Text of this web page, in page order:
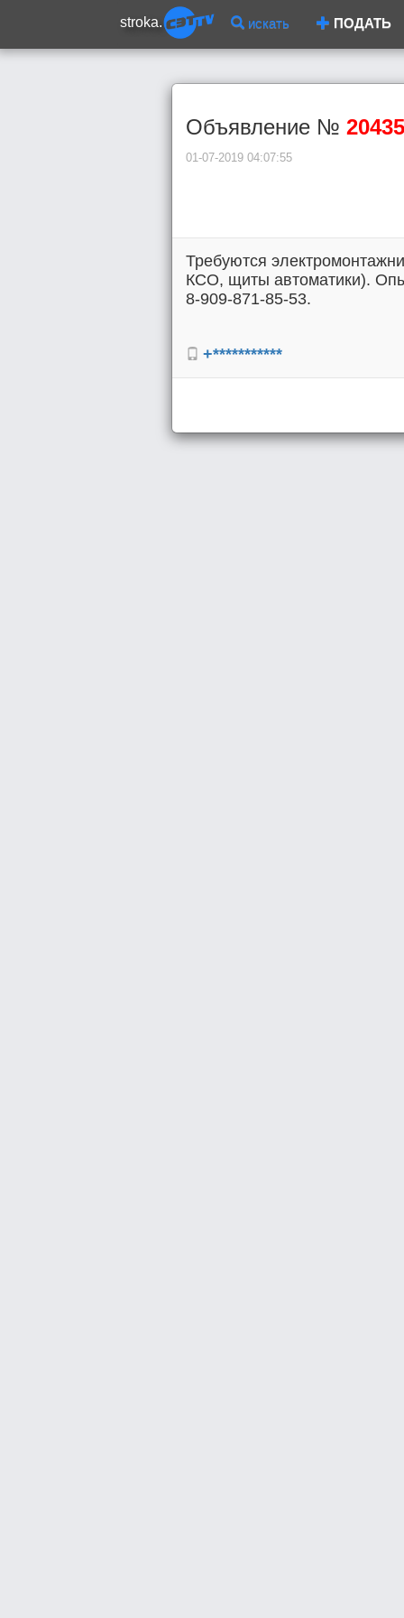
stroka. искать ПОДАТЬ
Объявление № 20435
01-07-2019 04:07:55
Требуются
КСО, щиты автоматики).
8-909-871-85-53.
+***********